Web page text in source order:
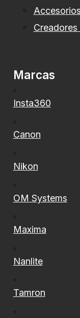
Accesorios
Marcas
Insta360
Canon
Nikon
OM Systems
Maxima
Nanlite
Tamron